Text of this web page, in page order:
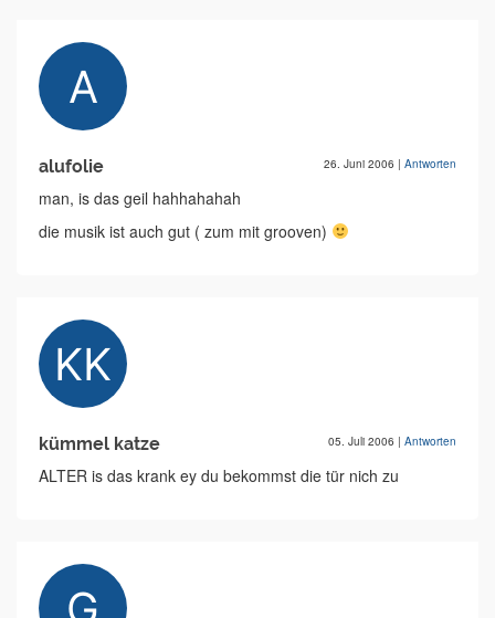
alufolie 26. Juni 2006 | Antworten
man, is das geil hahhahahah
die musik ist auch gut ( zum mit grooven)
kümmel katze 05. Juli 2006 | Antworten
ALTER is das krank ey du bekommst die tür nich zu